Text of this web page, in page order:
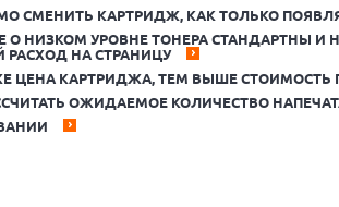
СМЕНИТЬ КАРТРИДЖ, КАК ТОЛЬКО
О НИЗКОМ УРОВНЕ ТОНЕРА СТАНДАРТНЫ
РАСХОД НА СТРАНИЦУ
ЦЕНА КАРТРИДЖА, ТЕМ ВЫШЕ СТОИМОСТЬ
ОЖИДАЕМОЕ КОЛИЧЕСТВО